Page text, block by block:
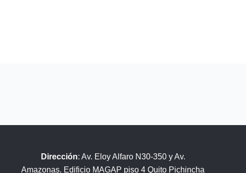
Dirección: Av. Eloy Alfaro N30-350 y Av.
Amazonas. Edificio MAGAP piso 4 Quito Pichincha